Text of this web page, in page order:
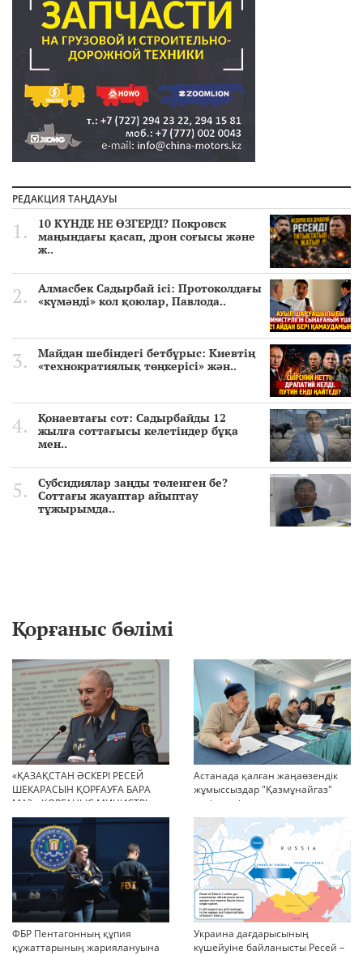
РЕДАКЦИЯ ТАҢДАУЫ
10 КҮНДЕ НЕ ӨЗГЕРДІ? Покровск
маңындағы қасап, дрон соғысы және
ж..
Алмасбек Садырбай ісі: Протоколдағы
«күмәнді» кол қоюлар, Павлода..
Майдан шебіндегі бетбұрыс: Киевтің
«технократиялық төңкерісі» жән..
Қонаевтағы сот: Садырбайды 12
жылға соттағысы келетіндер бұқа
мен..
Субсидиялар заңды төленген бе?
Соттағы жауаптар айыптау
тұжырымда..
Қорғаныс бөлімі
«ҚАЗАҚСТАН ӘСКЕРІ РЕСЕЙ
ШЕКАРАСЫН ҚОРҒАУҒА БАРА
МА?»: ҚОРҒАНЫС МИНИСТРІ
ЖАУАП БЕРДІ
Астанада қалған жаңаөзендік
жұмыссыздар "Қазмұнайгаз"
келіссөзді тоқтатып тастады
дейді
ФБР Пентагонның құпия
құжаттарының жариялануына
Украина дағдарысының
күшейуіне байланысты Ресей –